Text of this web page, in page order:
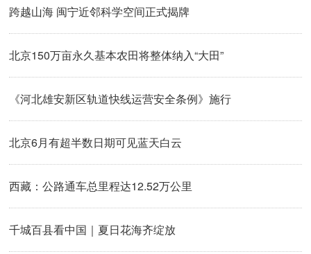
跨越山海 闽宁近邻科学空间正式揭牌
北京150万亩永久基本农田将整体纳入“大田”
《河北雄安新区轨道快线运营安全条例》施行
北京6月有超半数日期可见蓝天白云
西藏：公路通车总里程达12.52万公里
千城百县看中国｜夏日花海齐绽放